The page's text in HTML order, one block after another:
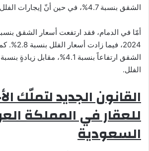
الشقق بنسبة 4.7%، في حين أنّ إيجارات الفلل تراجعت بنسبة 0.7%.
2024، فيما
الفلل.
القانون الجديد لتملّك
للعقار في المملكة
السعودية